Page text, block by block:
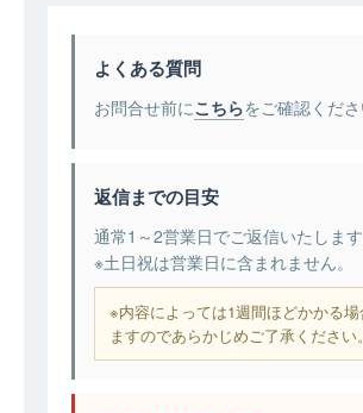
よくある質問
お問合せ前にこちらをご確認くださ
返信までの目安
通常1～2営業日でご返信いたします
※土日祝は営業日に含まれません。
※内容によっては1週間ほどかかる場
ますのであらかじめご了承ください。